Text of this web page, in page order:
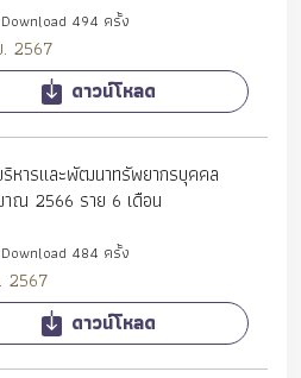
494 ครั้ง
. 2567
ดาวน์โหลด
ริหารและพัฒนาทรัพยากรบุคคล
าณ 2566 ราย 6 เดือน
484 ครั้ง
2567
ดาวน์โหลด